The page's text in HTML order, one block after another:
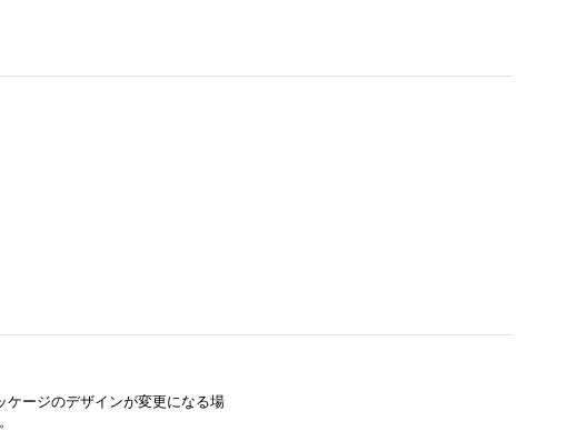
ージのデザインが変更になる場